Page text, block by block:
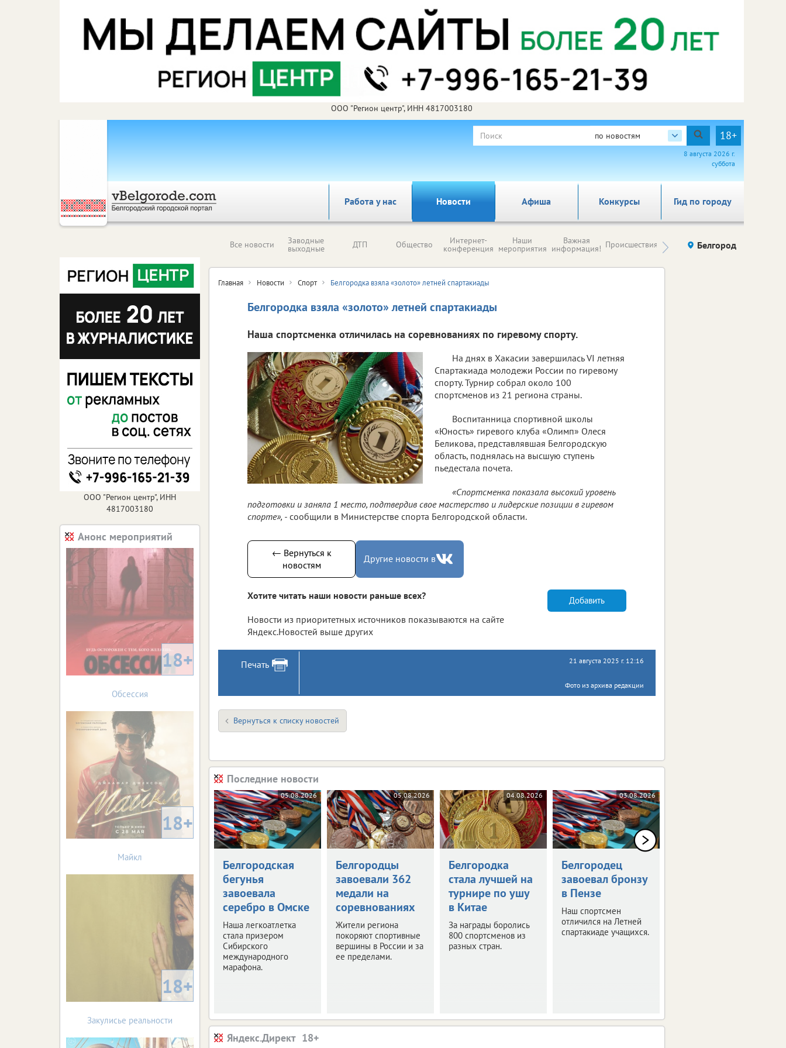
ООО "Регион центр", ИНН 4817003180
по новостям 18+
8 августа 2026 г.
суббота
Работа у нас Новости Афиша Гид по городу
Конкурсы
Все новости Заводные
выходные ДТП Общество Интернет-
конференция
Наши
мероприятия
Важная
информация! Происшествия Здоровье компаний (на
правах
Белгород
Главная Новости Спорт Белгородка взяла «золото» летней спартакиады
Белгородка взяла «золото» летней спартакиады
Наша спортсменка отличилась на соревнованиях по гиревому спорту.
На днях в Хакасии завершилась VI летняя
Спартакиада молодежи России по гиревому
спорту. Турнир собрал около 100
спортсменов из 21 региона страны.
Воспитанница спортивной школы
«Юность» гиревого клуба «Олимп» Олеся
Беликова, представлявшая Белгородскую
область, поднялась на высшую ступень
пьедестала почета.
«Спортсменка показала высокий уровень
подготовки и заняла 1 место, подтвердив свое мастерство и лидерские позиции в гиревом
спорте», - сообщили в Министерстве спорта Белгородской области.
← Вернуться к
новостям
Другие новости в
Хотите читать наши новости раньше всех?
Новости из приоритетных источников показываются на сайте
Яндекс.Новостей выше других
Добавить
Печать 21 августа 2025 г. 12:16
Фото из архива редакции
Вернуться к списку новостей
Последние новости
05.08.2026
Белгородская
бегунья
завоевала
серебро в Омске
Наша легкоатлетка
стала призером
Сибирского
международного
марафона.
05.08.2026
Белгородцы
завоевали 362
медали на
соревнованиях
Жители региона
покоряют спортивные
вершины в России и за
ее пределами.
04.08.2026
Белгородка
стала лучшей на
турнире по ушу
в Китае
За награды боролись
800 спортсменов из
разных стран.
03.08.2026
Белгородец
завоевал бронзу
в Пензе
Наш спортсмен
отличился на Летней
спартакиаде учащихся.
Яндекс.Директ
ООО "Регион центр", ИНН
4817003180
Анонс мероприятий
18+
Обсессия
18+
Майкл
18+
Закулисье реальности